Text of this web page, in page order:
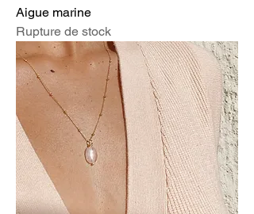
Aigue marine
Rupture de stock